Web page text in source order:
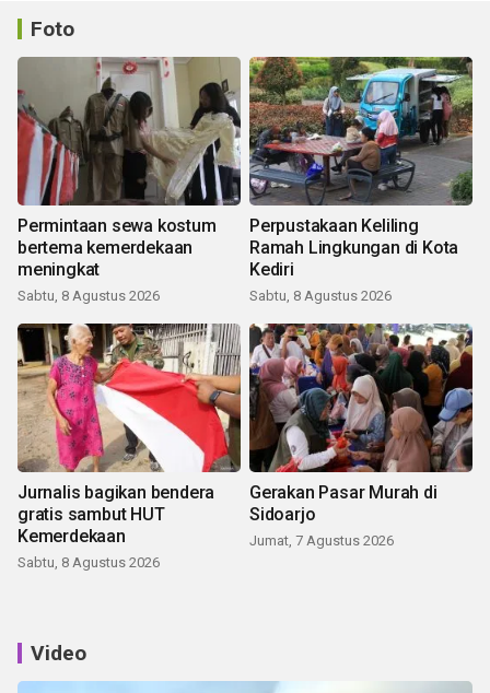
Foto
Permintaan sewa kostum
bertema kemerdekaan
meningkat
Sabtu, 8 Agustus 2026
Perpustakaan Keliling
Ramah Lingkungan di Kota
Kediri
Sabtu, 8 Agustus 2026
Jurnalis bagikan bendera
gratis sambut HUT
Kemerdekaan
Sabtu, 8 Agustus 2026
Gerakan Pasar Murah di
Sidoarjo
Jumat, 7 Agustus 2026
Video